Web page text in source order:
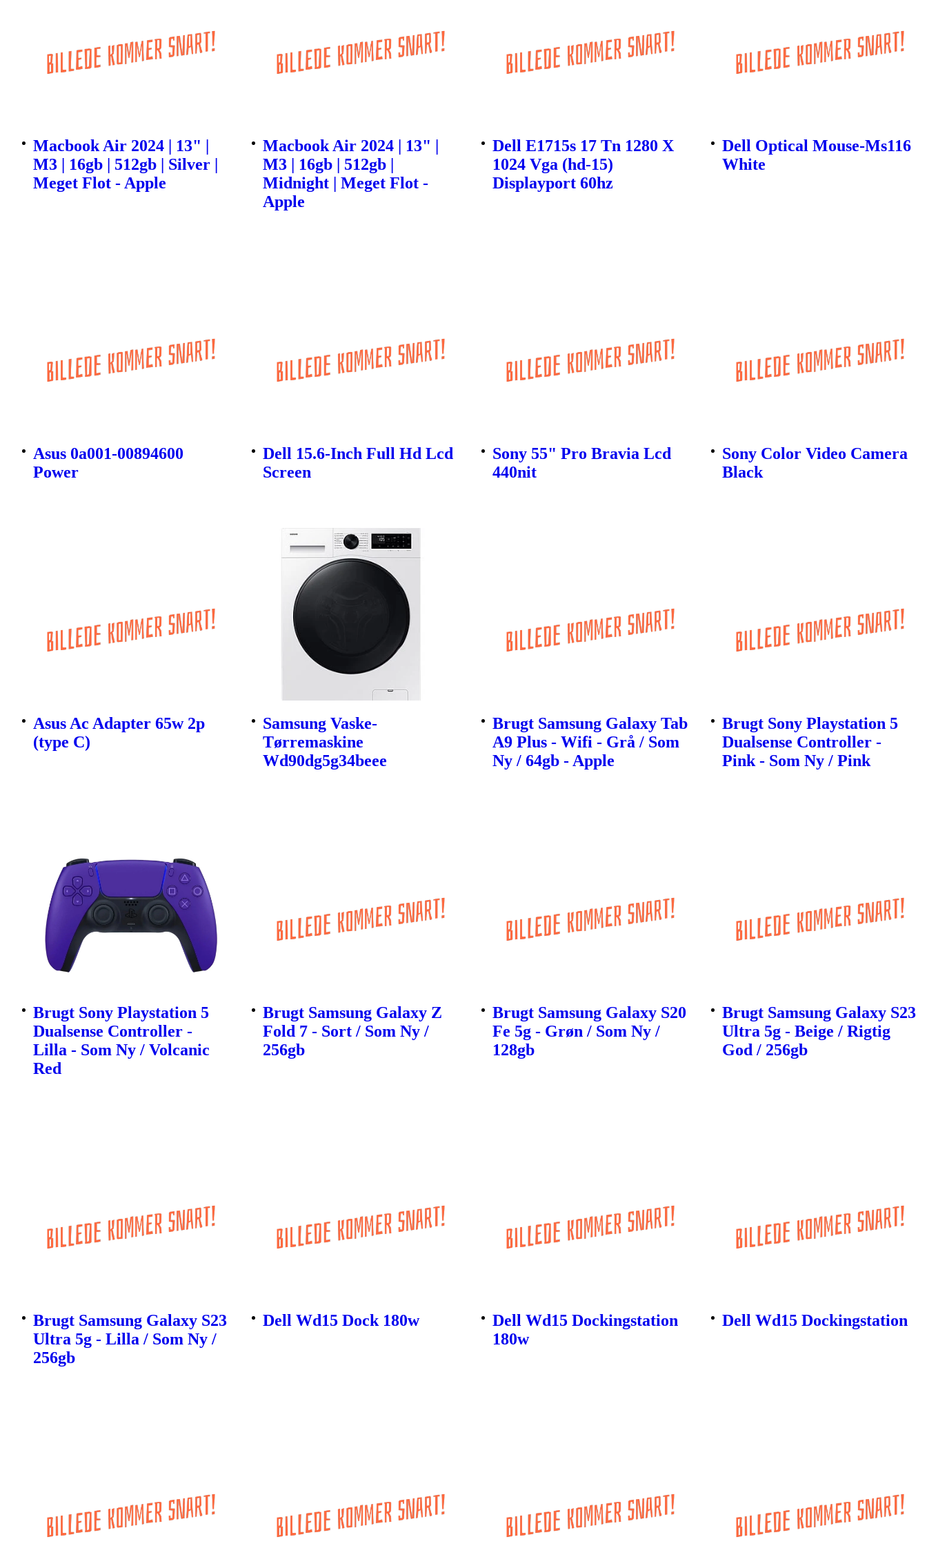
Macbook Air 2024 | 13" |
M3 | 16gb | 512gb | Silver |
Meget Flot - Apple
Macbook Air 2024 | 13" |
M3 | 16gb | 512gb |
Midnight | Meget Flot -
Apple
Dell E1715s 17 Tn 1280 X
1024 Vga (hd-15)
Displayport 60hz
Dell Optical Mouse-Ms116
White
Asus 0a001-00894600
Power
Dell 15.6-Inch Full Hd Lcd
Screen
Sony 55" Pro Bravia Lcd
440nit
Sony Color Video Camera
Black
Asus Ac Adapter 65w 2p
(type C)
Samsung Vaske-
Tørremaskine
Wd90dg5g34beee
Brugt Samsung Galaxy Tab
A9 Plus - Wifi - Grå / Som
Ny / 64gb - Apple
Brugt Sony Playstation 5
Dualsense Controller -
Pink - Som Ny / Pink
Brugt Sony Playstation 5
Dualsense Controller -
Lilla - Som Ny / Volcanic
Red
Brugt Samsung Galaxy Z
Fold 7 - Sort / Som Ny /
256gb
Brugt Samsung Galaxy S20
Fe 5g - Grøn / Som Ny /
128gb
Brugt Samsung Galaxy S23
Ultra 5g - Beige / Rigtig
God / 256gb
Brugt Samsung Galaxy S23
Ultra 5g - Lilla / Som Ny /
256gb
Dell Wd15 Dock 180w
Dell Wd15 Dockingstation
180w
Dell Wd15 Dockingstation